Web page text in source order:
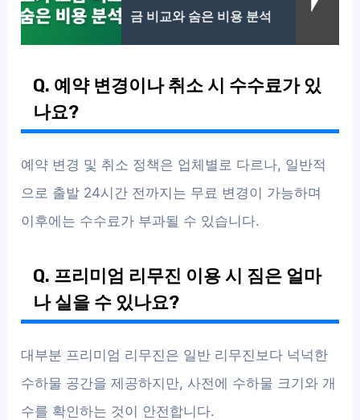
금 비교와 숨은 비용 분석
Q. 예약 변경이나 취소 시 수수료가 있
나요?
예약 변경 및 취소 정책은 업체별로 다르나, 일반적
으로 출발 24시간 전까지는 무료 변경이 가능하며
이후에는 수수료가 부과될 수 있습니다.
Q. 프리미엄 리무진 이용 시 짐은 얼마
나 실을 수 있나요?
대부분 프리미엄 리무진은 일반 리무진보다 넉넉한
수하물 공간을 제공하지만, 사전에 수하물 크기와 개
수를 확인하는 것이 안전합니다.